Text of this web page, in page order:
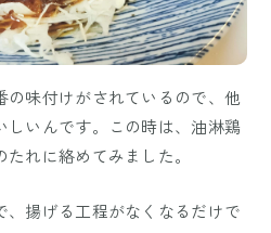
の味付けがされているので、他
しいんです。この時は、油淋鶏
れに絡めてみました。
、揚げる工程がなくなるだけで